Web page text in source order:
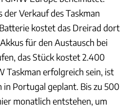
Verkauf des Taskman
kostet das Dreirad dort
für den Austausch bei
das Stück kostet 2.400
Taskman erfolgreich sein, ist
in Portugal geplant. Bis zu 500
monatlich entstehen, um